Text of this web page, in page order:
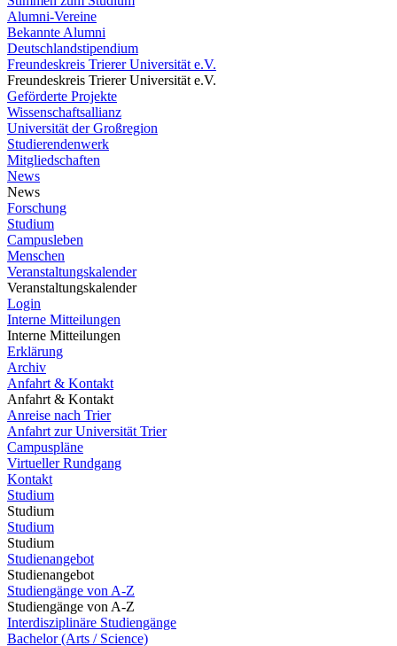
Alumni-Vereine
Bekannte Alumni
Deutschlandstipendium
Freundeskreis Trierer Universität e.V.
Freundeskreis Trierer Universität e.V.
Geförderte Projekte
Wissenschaftsallianz
Universität der Großregion
Studierendenwerk
Mitgliedschaften
News
News
Forschung
Studium
Campusleben
Menschen
Veranstaltungskalender
Veranstaltungskalender
Login
Interne Mitteilungen
Interne Mitteilungen
Erklärung
Archiv
Anfahrt & Kontakt
Anfahrt & Kontakt
Anreise nach Trier
Anfahrt zur Universität Trier
Campuspläne
Virtueller Rundgang
Kontakt
Studium
Studium
Studium
Studium
Studienangebot
Studienangebot
Studiengänge von A-Z
Studiengänge von A-Z
Interdisziplinäre Studiengänge
Bachelor (Arts / Science)